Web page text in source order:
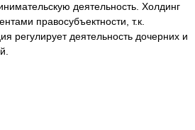
деятельность. Холдинг
правосубъектности, т.к.
регулирует деятельность дочерних и